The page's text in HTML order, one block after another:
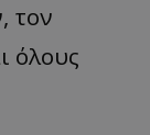
τον
όλους